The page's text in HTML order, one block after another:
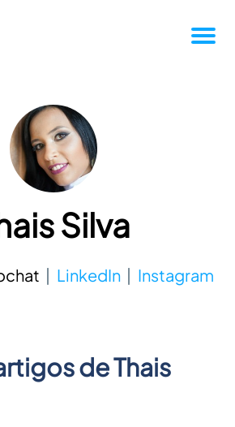
Produtividade
da Pluga
de sucesso
Outros
Criar conta grátis
Silva
LinkedIn Instagram
deThais